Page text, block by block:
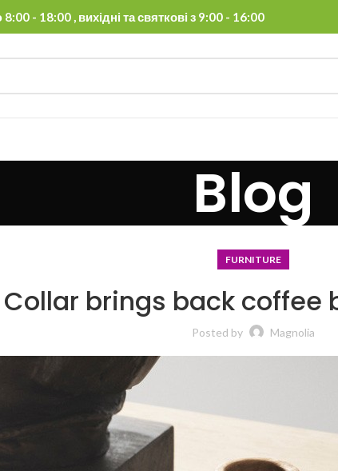
- 18:00 , вихідні та святкові з 9:00 - 16:00
Blog
FURNITURE
Collar brings back coffee
Posted by Magnolia